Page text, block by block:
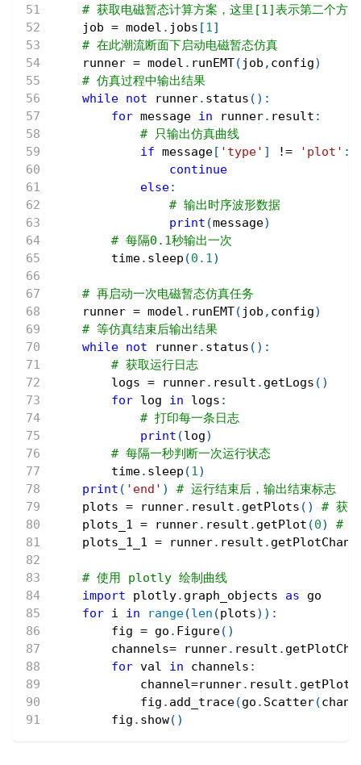
# 获取电磁暂态计算方案，这里[1]表示第二个方
    job
= model . jobs [1]
# 在此潮流断面下启动电磁暂态仿真
    runner
= model . runEMT( job , config)
# 仿真过程中输出结果
while not runner. status ( ) :
for message in runner. result :
# 只输出仿真曲线
if message[ 'type' ] != 'plot' :
continue
else:
# 输出时序波形数据
print (message)
# 每隔0.1秒输出一次
        time
. sleep (0.1)
# 再启动一次电磁暂态仿真任务
    runner
= model . runEMT( job , config)
# 等仿真结束后输出结果
while not runner. status ( ) :
# 获取运行日志
        logs
= runner. result . getLogs ( )
for log in logs :
# 打印每一条日志
print (log)
# 每隔一秒判断一次运行状态
        time
. sleep (1)
print ( 'end' )
# 运行结束后，输出结束标志
    plots
= runner. result . getPlots ( )
# 获取
    plots_1
= runner. result . getPlot (0)
#
    plots_1_1
= runner. result .
# 使用 plotly 绘制曲线
import plotly. graph_objects as go
for i in range(len (plots) ) :
        fig
= go . Figure( )
        channels
= runner. result .
for val in channels :
            channel
=runner. result .
            fig
. add_trace(go . Scatter(
        fig
. show( )